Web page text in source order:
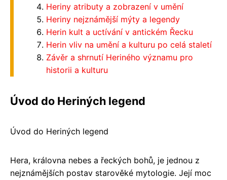
Heriny atributy a zobrazení v umění
Heriny nejznámější mýty a legendy
Herin kult a uctívání v antickém Řecku
Herin vliv na umění a kulturu po celá staletí
Závěr a shrnutí Heriného významu pro
historii a kulturu
Úvod do Heriných legend
Úvod do Heriných legend
Hera, královna nebes a řeckých bohů, je jednou z
nejznámějších postav starověké mytologie. Její moc